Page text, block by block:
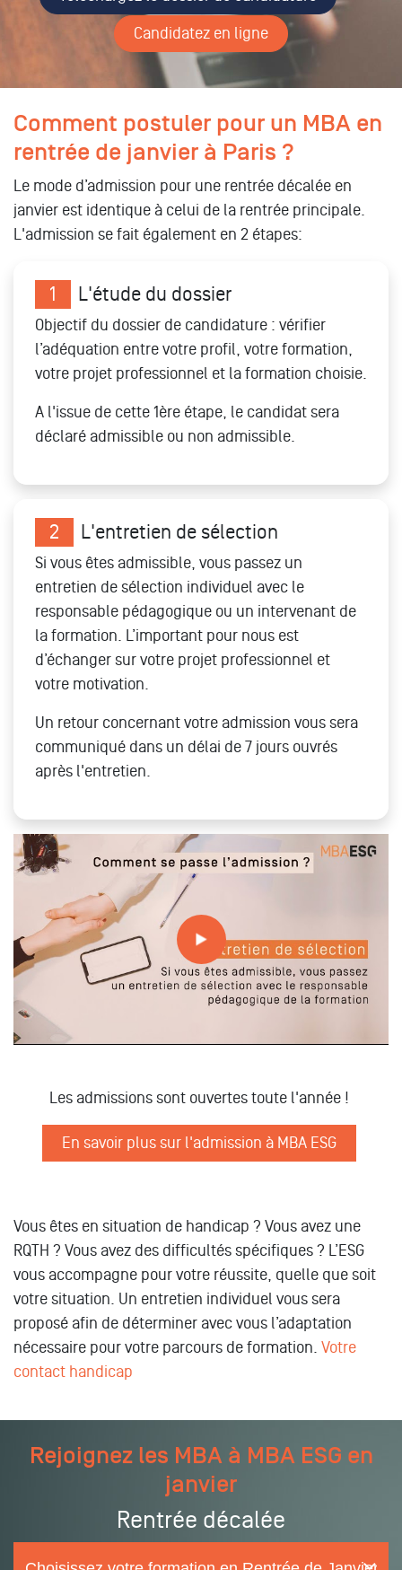
Candidatez en ligne
Comment postuler pour un MBA en
rentrée de janvier à Paris ?
Le mode d’admission pour une rentrée décalée en
janvier est identique à celui de la rentrée principale.
L'admission se fait également en 2 étapes:
1 L'étude du dossier
Objectif du dossier de candidature : vérifier
l’adéquation entre votre profil, votre formation,
votre projet professionnel et la formation choisie.
A l'issue de cette 1ère étape, le candidat sera
déclaré admissible ou non admissible.
2 L'entretien de sélection
Si vous êtes admissible, vous passez un
entretien de sélection individuel avec le
responsable pédagogique ou un intervenant de
la formation. L’important pour nous est
d’échanger sur votre projet professionnel et
votre motivation.
Un retour concernant votre admission vous sera
communiqué dans un délai de 7 jours ouvrés
après l'entretien.
Comment postuler aux MBA ESG ?
Les admissions sont ouvertes toute l'année !
En savoir plus sur l'admission à MBA ESG
Vous êtes en situation de handicap ? Vous avez une
RQTH ? Vous avez des difficultés spécifiques ? L’ESG
vous accompagne pour votre réussite, quelle que soit
votre situation. Un entretien individuel vous sera
proposé afin de déterminer avec vous l’adaptation
nécessaire pour votre parcours de formation. Votre
contact handicap
Rejoignez les MBA à MBA ESG en
janvier
Rentrée décalée